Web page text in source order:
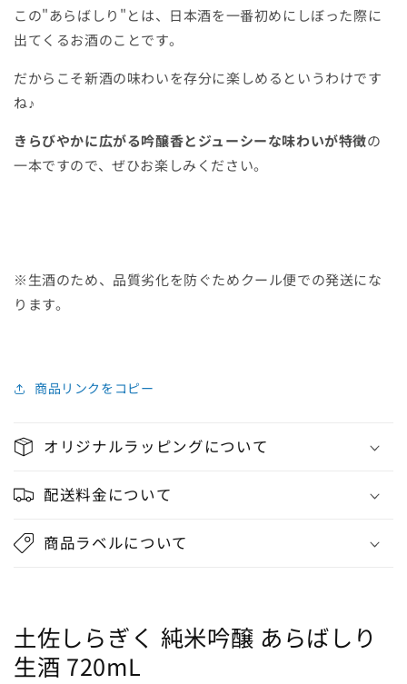
この"あらばしり"とは、日本酒を一番初めにしぼった際に
出てくるお酒のことです。
だからこそ新酒の味わいを存分に楽しめるというわけです
ね♪
きらびやかに広がる吟醸香とジューシーな味わいが特徴の
一本ですので、ぜひお楽しみください。
※生酒のため、品質劣化を防ぐためクール便での発送にな
ります。
商品リンクをコピー
オリジナルラッピングについて
配送料金について
商品ラベルについて
土佐しらぎく 純米吟醸 あらばしり
生酒 720mL